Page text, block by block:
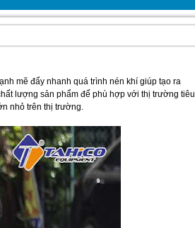
mẽ đẩy nhanh quá trình nén khí giúp tạo ra
lượng sản phẩm để phù hợp với thị trường tiêu
nhỏ trên thị trường.